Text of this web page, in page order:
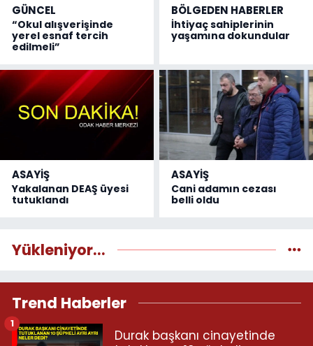
GÜNCEL
“Okul alışverişinde
yerel esnaf tercih
edilmeli”
BÖLGEDEN HABERLER
İhtiyaç sahiplerinin
yaşamına dokundular
ASAYİŞ
Yakalanan DEAŞ üyesi
tutuklandı
ASAYİŞ
Cani adamın cezası
belli oldu
Yükleniyor...
Trend Haberler
Durak başkanı cinayetinde
1